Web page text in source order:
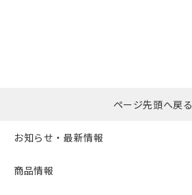
ページ先頭へ戻る
お知らせ・最新情報
商品情報